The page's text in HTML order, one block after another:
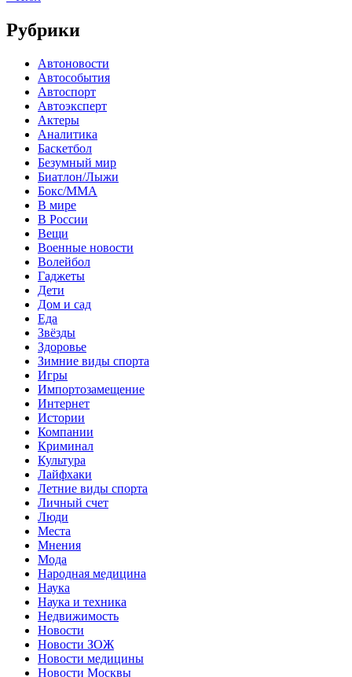
Рубрики
Автоновости
Автособытия
Автоспорт
Автоэксперт
Актеры
Аналитика
Баскетбол
Безумный мир
Биатлон/Лыжи
Бокс/MMA
В мире
В России
Вещи
Военные новости
Волейбол
Гаджеты
Дети
Дом и сад
Еда
Звёзды
Здоровье
Зимние виды спорта
Игры
Импортозамещение
Интернет
Истории
Компании
Криминал
Культура
Лайфхаки
Летние виды спорта
Личный счет
Люди
Места
Мнения
Мода
Народная медицина
Наука
Наука и техника
Недвижимость
Новости
Новости ЗОЖ
Новости медицины
Новости Москвы